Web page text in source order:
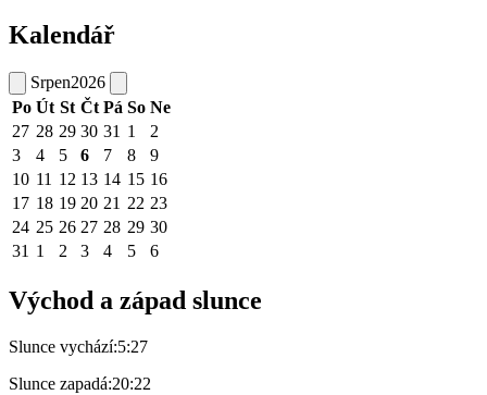
Kalendář
Srpen2026
Po Út St Čt Pá So Ne
27 28 29 30 31 1
2
3
4 5 6 7 8
9
10 11 12 13 14 15 16
17 18 19 20 21 22 23
24 25 26 27 28 29 30
31 1 2 3 4 5 6
Východ a západ slunce
Slunce vychází:5:27
Slunce zapadá:20:22